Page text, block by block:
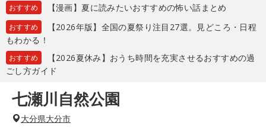
おすすめ 【漫画】夏に読みたいおすすめの怖い話まとめ
おすすめ
【2026年版】全国の夏祭り注目27選。見どころ・日程
もわかる！
おすすめ
【2026夏休み】おうち時間を充実させるおすすめの過
ごし方ガイド
七瀬川自然公園
大分県大分市